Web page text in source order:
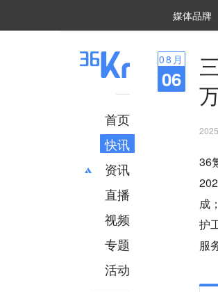
媒体品牌
首页
快讯
资讯
推荐
财经
项目推荐
安徽
直播
视频
专题
活动
08 月
06
36
成
护
服